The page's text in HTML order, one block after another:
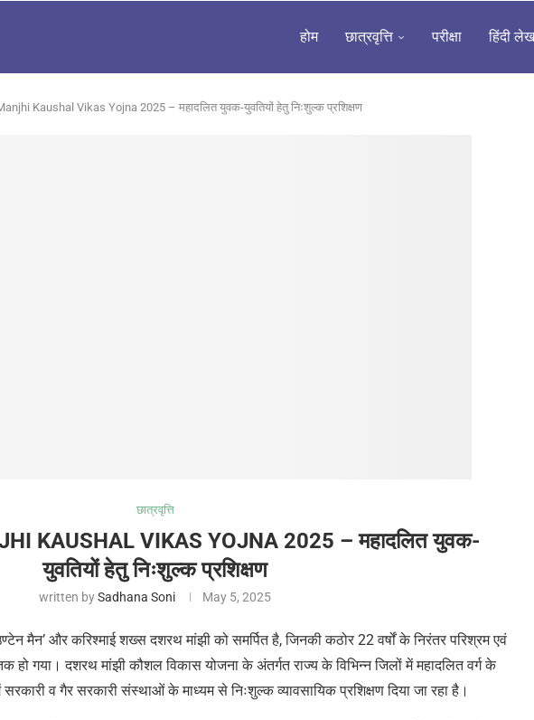
होम छात्रवृत्ति परीक्षा हिंदी लेख
Kaushal Vikas Yojna 2025 – महादलित युवक-युवतियों हेतु निःशुल्क प्रशिक्षण
छात्रवृत्ति
KAUSHAL VIKAS YOJNA 2025 – महादलित युवक-
युवतियों हेतु निःशुल्क प्रशिक्षण
written bySadhana Soni May 5, 2025
मैन’ और करिश्माई शख्स दशरथ मांझी को समर्पित है, जिनकी कठोर 22 वर्षों के निरंतर परिश्रम एवं
हो गया। दशरथ मांझी कौशल विकास योजना के अंतर्गत राज्य के विभिन्न जिलों में महादलित वर्ग के
व गैर सरकारी संस्थाओं के माध्यम से निःशुल्क व्यावसायिक प्रशिक्षण दिया जा रहा है।